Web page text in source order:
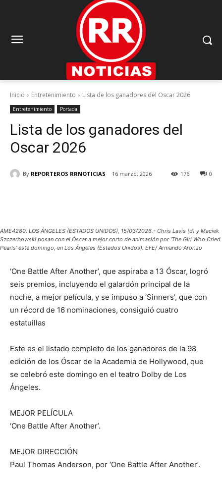
Inicio Entretenimiento Lista de los ganadores del Oscar 2026
Entretenimiento Portada
Lista de los ganadores del
Oscar 2026
By REPORTEROS RRNOTICIAS 16 marzo, 2026 0
176
AME4280. LOS ÁNGELES (ESTADOS UNIDOS), 15/03/2026.- Chris Lavis (d) y Maciek
Szczerbowski posan con el Óscar a mejor corto de animación por 'The Girl Who Cried
Pearls' este domingo, en Los Ángeles (Estados Unidos). EFE/ Armando Arorizo
‘One Battle After Another’, que aspiraba a 13 Óscar, logró
seis premios, incluyendo el galardón principal de la
noche, a mejor película, y se impuso a ‘Sinners’, que con
un récord de 16 nominaciones, consiguió cuatro
estatuillas
Este es el listado completo de los ganadores de la 98
edición de los Óscar de la Academia de Hollywood, que
se celebró este domingo en el teatro Dolby de Los
Ángeles.
MEJOR PELÍCULA
‘One Battle After Another’.
MEJOR DIRECCIÓN
Paul Thomas Anderson, por ‘One Battle After Another’.